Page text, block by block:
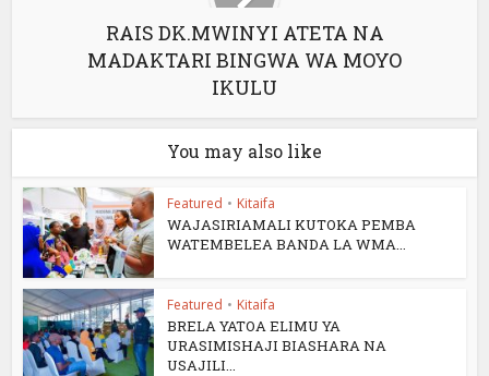
RAIS DK.MWINYI ATETA NA
MADAKTARI BINGWA WA MOYO
IKULU
You may also like
Featured • Kitaifa
WAJASIRIAMALI KUTOKA PEMBA
WATEMBELEA BANDA LA WMA...
Featured • Kitaifa
BRELA YATOA ELIMU YA
URASIMISHAJI BIASHARA NA
USAJILI...